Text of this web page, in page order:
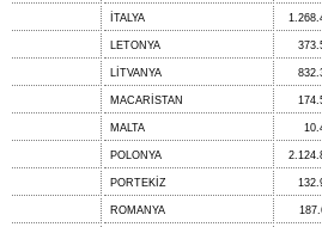
İTALYA
LETONYA
LİTVANYA
MACARİSTAN
MALTA
POLONYA
PORTEKİZ
ROMANYA